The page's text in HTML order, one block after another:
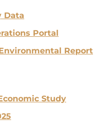
Data
Portal
Report
Study